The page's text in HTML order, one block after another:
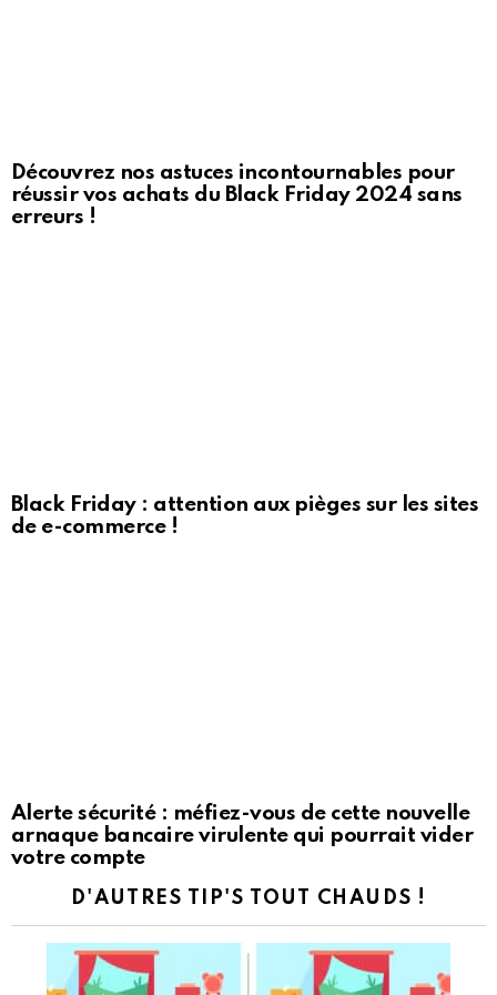
Découvrez nos astuces incontournables pour
réussir vos achats du Black Friday 2024 sans
erreurs !
Black Friday : attention aux pièges sur les sites
de e-commerce !
Alerte sécurité : méfiez-vous de cette nouvelle
arnaque bancaire virulente qui pourrait vider
votre compte
D'AUTRES TIP'S TOUT CHAUDS !